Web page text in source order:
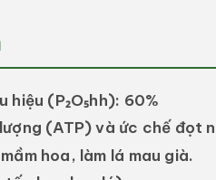
hiệu (P₂O₅hh): 60%
(ATP) và ức chế đọt
hoa, làm lá mau già.